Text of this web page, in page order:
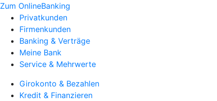
Zum OnlineBanking
Privatkunden
Firmenkunden
Banking & Verträge
Meine Bank
Service & Mehrwerte
Girokonto & Bezahlen
Kredit & Finanzieren